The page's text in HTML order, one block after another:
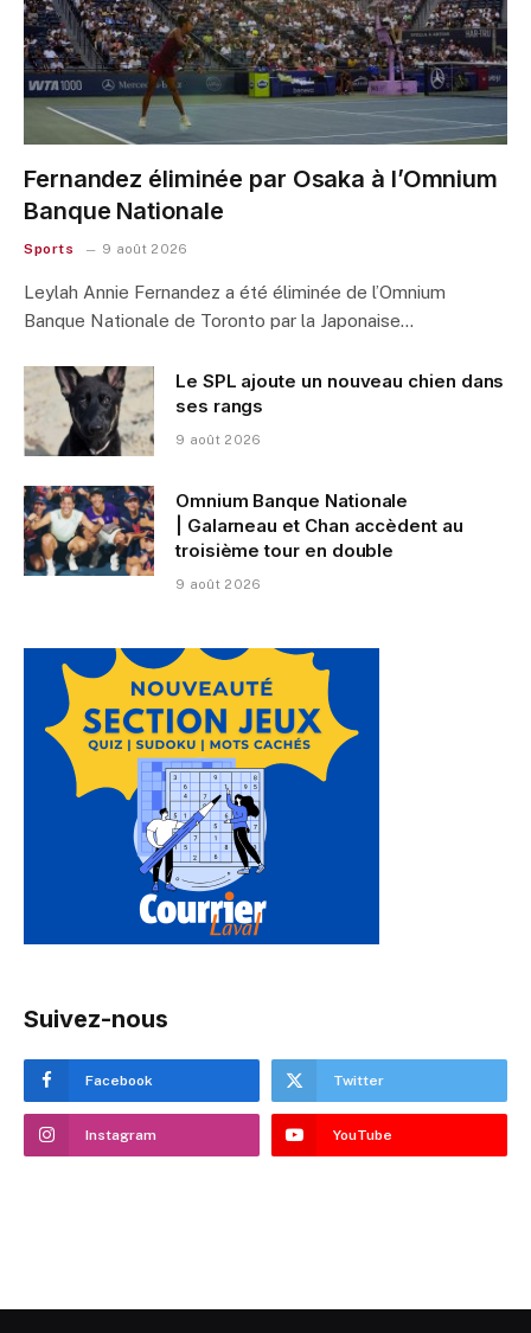
Fernandez éliminée par Osaka à l’Omnium
Banque Nationale
Sports 9 août 2026
Leylah Annie Fernandez a été éliminée de l’Omnium
Banque Nationale de Toronto par la Japonaise…
Le SPL ajoute un nouveau chien dans
ses rangs
9 août 2026
Omnium Banque Nationale
| Galarneau et Chan accèdent au
troisième tour en double
9 août 2026
Suivez-nous
Facebook Twitter
Instagram YouTube